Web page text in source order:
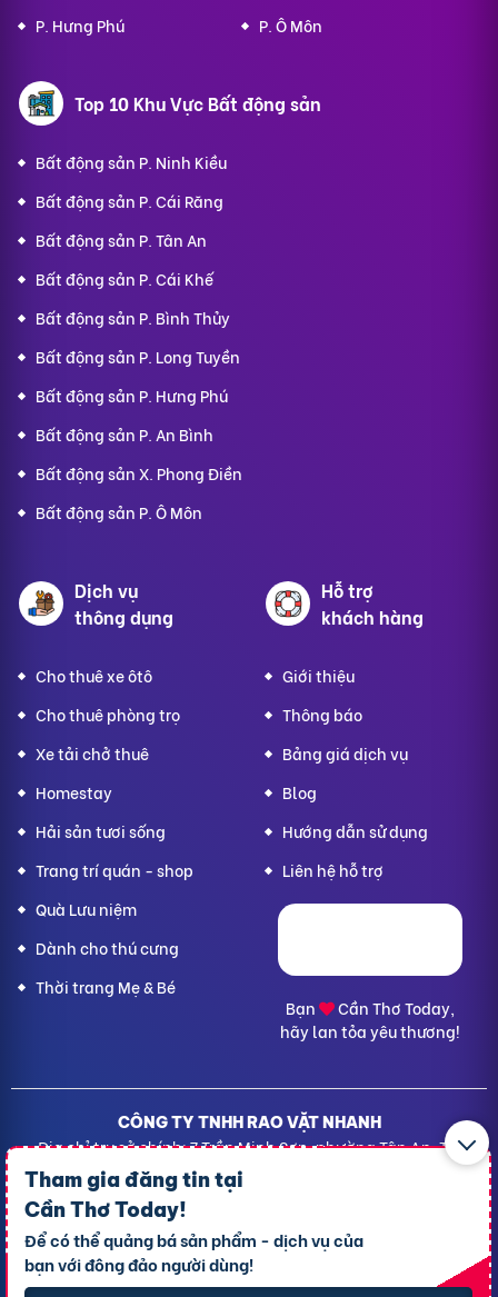
Tham gia đăng tin tại
Cần Thơ Today!
Để có thể quảng bá sản phẩm - dịch vụ của
bạn với đông đảo người dùng!
P. Hưng Phú
P. Ô Môn
Top 10 Khu Vực Bất động sản
Bất động sản P. Ninh Kiều
Bất động sản P. Cái Răng
Bất động sản P. Tân An
Bất động sản P. Cái Khế
Bất động sản P. Bình Thủy
Bất động sản P. Long Tuyền
Bất động sản P. Hưng Phú
Bất động sản P. An Bình
Bất động sản X. Phong Điền
Bất động sản P. Ô Môn
Dịch vụ
thông dụng
Cho thuê xe ôtô
Cho thuê phòng trọ
Xe tải chở thuê
Homestay
Hải sản tươi sống
Trang trí quán - shop
Quà Lưu niệm
Dành cho thú cưng
Thời trang Mẹ & Bé
Hỗ trợ
khách hàng
Giới thiệu
Thông báo
Bảng giá dịch vụ
Blog
Hướng dẫn sử dụng
Liên hệ hỗ trợ
Bạn
Cần Thơ Today,
hãy lan tỏa yêu thương!
CÔNG TY TNHH RAO VẶT NHANH
Địa chỉ trụ sở chính: 7 Trần Minh Sơn, phường Tân An, TP.
Cần Thơ
Giấy CNĐKDN: 1801717351 – Ngày cấp: 24/01/2022 - Cơ
quan cấp: Phòng Đăng ký kinh doanh – Sở kế hoạch và
Đầu tư TP. Cần Thơ
Liên hệ hỗ trợ- Hotline: